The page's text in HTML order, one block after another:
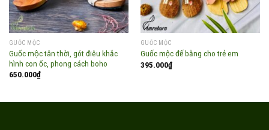
GUỐC MỘC
Guốc mộc tân thời, gót điêu khắc
hình con ốc, phong cách boho
650.000₫
GUỐC MỘC
Guốc mộc đế bằng cho trẻ em
395.000₫